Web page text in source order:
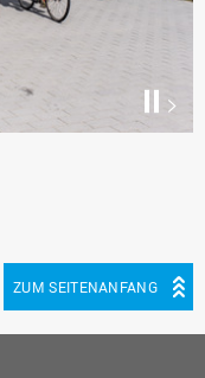
Pause
ZUM SEITENANFANG